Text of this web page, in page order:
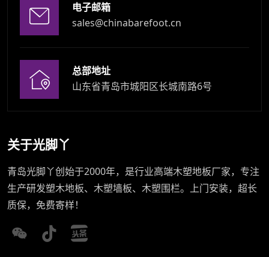
电子邮箱
sales@chinabarefoot.cn
总部地址
山东省青岛市城阳区长城南路6号
关于光脚丫
青岛光脚丫创始于2000年，是行业高端木塑地板厂家，专注
生产研发塑木地板、木塑墙板、木塑围栏。上门安装，超长
质保，免费寄样！